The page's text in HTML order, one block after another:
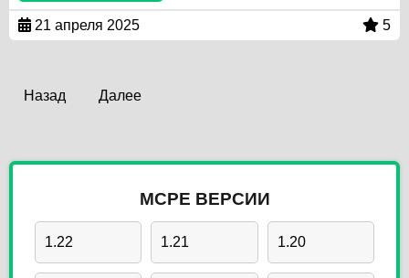
21 апреля 2025 5
Назад Далее
MCPE ВЕРСИИ
1.22 1.21 1.20